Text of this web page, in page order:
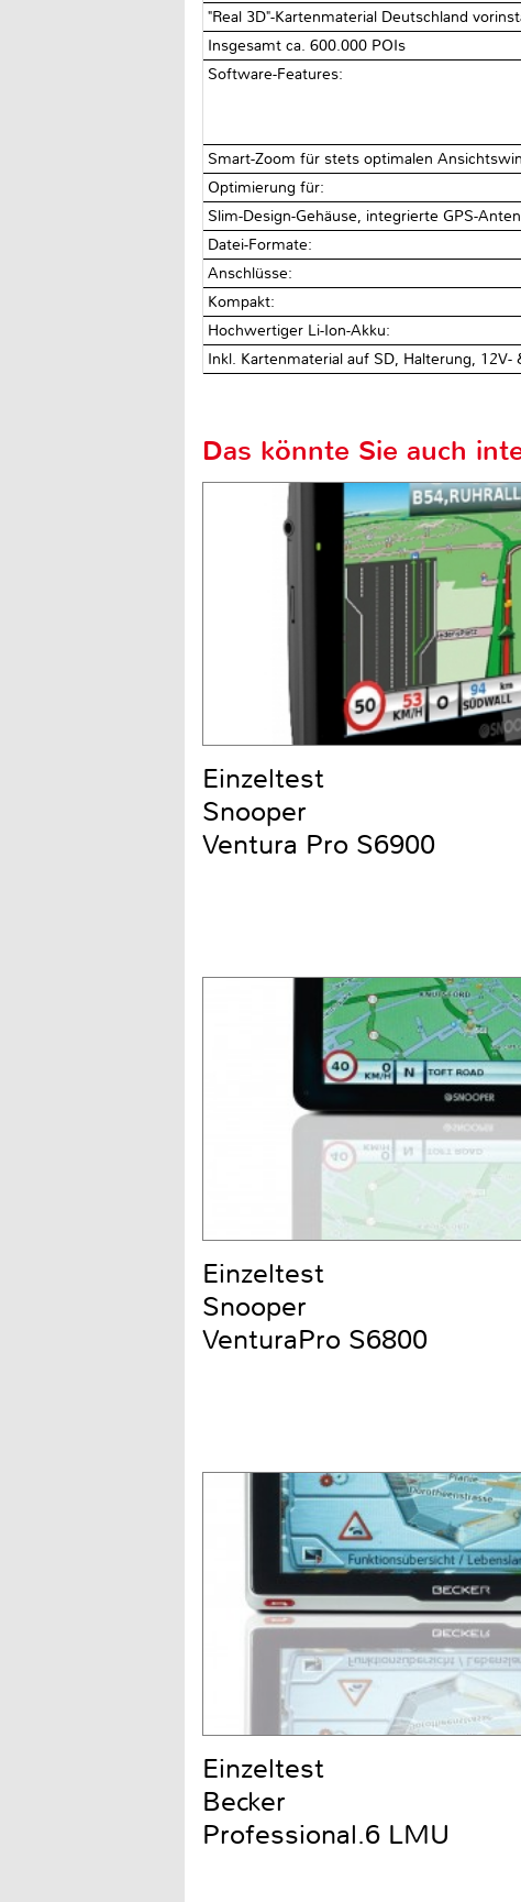
"Real 3D"-Kartenmaterial Deutschland
Insgesamt ca. 600.000 POIs
Software-Features:
Smart-Zoom für stets optimalen
Optimierung für:
Slim-Design-Gehäuse, integrierte GPS-
Datei-Formate:
Anschlüsse:
Kompakt:
Hochwertiger Li-Ion-Akku:
Inkl. Kartenmaterial auf SD, Halterung, 12V-
Das könnte Sie auch
Einzeltest
Snooper
Ventura Pro S6900
Einzeltest
Snooper
VenturaPro S6800
Einzeltest
Becker
Professional.6 LMU